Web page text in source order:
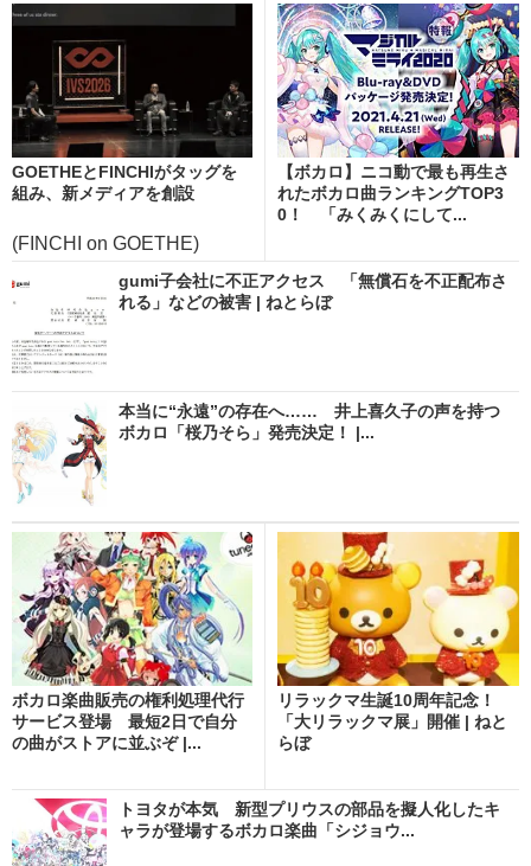
GOETHEとFINCHIがタッグを
組み、新メディアを創設
(FINCHI on GOETHE)
【ボカロ】ニコ動で最も再生さ
れたボカロ曲ランキングTOP3
0！ 「みくみくにして...
gumi子会社に不正アクセス 「無償石を不正配布さ
れる」などの被害 | ねとらぼ
本当に“永遠”の存在へ…… 井上喜久子の声を持つ
ボカロ「桜乃そら」発売決定！ |...
ボカロ楽曲販売の権利処理代行
サービス登場 最短2日で自分
の曲がストアに並ぶぞ |...
リラックマ生誕10周年記念！
「大リラックマ展」開催 | ねと
らぼ
トヨタが本気 新型プリウスの部品を擬人化したキ
ャラが登場するボカロ楽曲「シジョウ...